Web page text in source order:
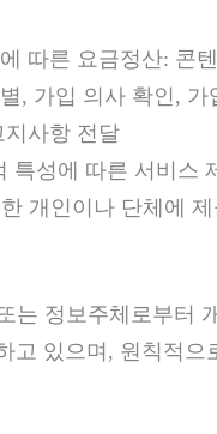
따른 요금정산: 콘
, 가입 의사 확인,
사항 전달
성에 따른 서비
개인이나 단체에
는 정보주체로부터
고 있으며, 원칙적